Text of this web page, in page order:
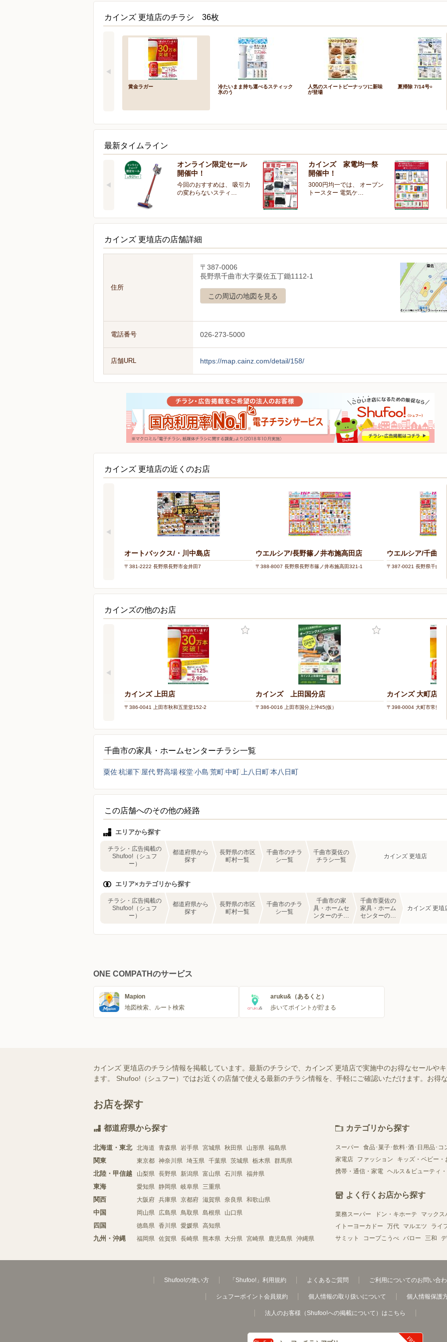
カインズ 更埴店のチラシ 36枚
黄金ラガー
冷たいまま持ち運べるスティック
氷のう
人気のスイートピーナッツに新味
が登場
夏掃除 7/14号○
最新タイムライン
オンライン限定セール
開催中！
今回のおすすめは、 吸引力
の変わらないスティ…
カインズ 家電均一祭
開催中！
3000円均一では、 オーブン
トースター 電気ケ…
カインズ 更埴店の店舗詳細
住所
〒387-0006
長野県千曲市大字粟佐五丁鋤1112-1
この周辺の地図を見る
電話番号 026-273-5000
店舗URL https://map.cainz.com/detail/158/
カインズ 更埴店の近くのお店
オートバックス/・川中島店
〒381-2222 長野県長野市金井田7
ウエルシア/長野篠ノ井布施高田店
〒388-8007 長野県長野市篠ノ井布施高田321-1
ウエルシア/千曲稲
〒387-0021 長野県千曲市
カインズの他のお店
カインズ 上田店
〒386-0041 上田市秋和五里堂152-2
カインズ 上田国分店
〒386-0016 上田市国分上沖45(仮）
カインズ 大町店
〒398-0004 大町市常盤字
千曲市の家具・ホームセンターチラシ一覧
粟佐杭瀬下 屋代 野高場桜堂小島 荒町中町 上八日町本八日町
この店舗へのその他の経路
エリアから探す
チラシ・広告掲載の
Shufoo!（シュフ
ー）
都道府県から
探す
長野県の市区
町村一覧
千曲市のチラ
シ一覧
千曲市粟佐の
チラシ一覧
カインズ 更埴店
エリア×カテゴリから探す
チラシ・広告掲載の
Shufoo!（シュフ
ー）
都道府県から
探す
長野県の市区
町村一覧
千曲市のチラ
シ一覧
千曲市の家
具・ホームセ
ンターのチラ
千曲市粟佐の
家具・ホーム
センターのチ
カインズ 更埴
ONE COMPATHのサービス
Mapion
地図検索、ルート検索
aruku&（あるくと）
歩いてポイントが貯まる
カインズ 更埴店のチラシ情報を掲載しています。最新のチラシで、カインズ 更埴店で実施中のお得なセールや
ます。 Shufoo!（シュフー）ではお近くの店舗で使える最新のチラシ情報を、手軽にご確認いただけます。お得
お店を探す
都道府県から探す
北海道・東北 北海道 青森県 岩手県 宮城県 秋田県 山形県 福島県
関東 東京都 神奈川県 埼玉県 千葉県 茨城県 栃木県 群馬県
北陸・甲信越 山梨県 長野県 新潟県 富山県 石川県 福井県
東海 愛知県 静岡県 岐阜県 三重県
関西 大阪府 兵庫県 京都府 滋賀県 奈良県 和歌山県
中国 岡山県 広島県 鳥取県 島根県 山口県
四国 徳島県 香川県 愛媛県 高知県
九州・沖縄 福岡県 佐賀県 長崎県 熊本県 大分県 宮崎県 鹿児島県 沖縄県
カテゴリから探す
スーパー 食品･菓子･飲料･酒･日用品･コ
家電店
ファッション キッズ・ベビー・
携帯・通信・家電 ヘルス＆ビューティ
よく行くお店から探す
業務スーパー ドン・キホーテ マックス
イトーヨーカドー
万代 マルエツ ライ
サミット
コープこうべ バロー 三和
Shufoo!の使い方 「Shufoo!」利用規約 よくあるご質問 ご利用についてのお問い合
シュフーポイント会員規約 個人情報の取り扱いについて 個人情報保護
法人のお客様（Shufoo!への掲載について）はこちら